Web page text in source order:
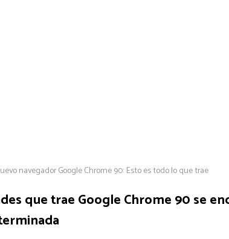
navegador Google Chrome 90: Esto es todo lo que trae
que trae Google Chrome 90 se